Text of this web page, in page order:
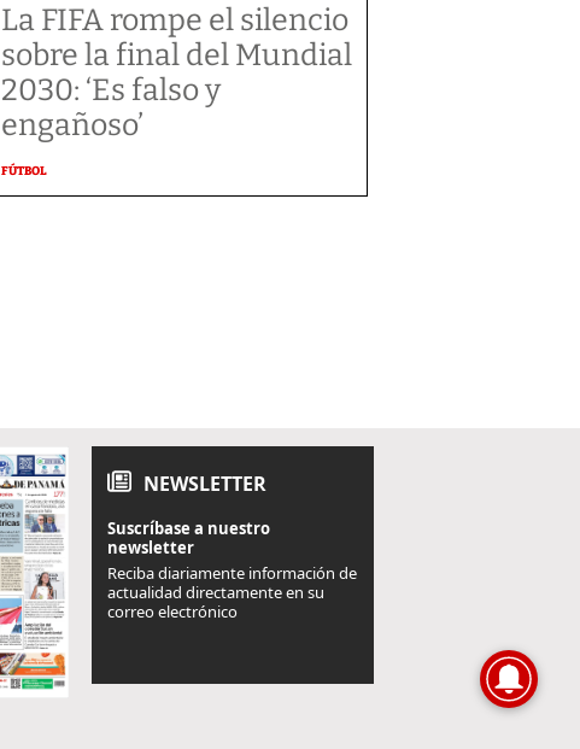
La FIFA rompe el silencio
sobre la final del Mundial
2030: ‘Es falso y
engañoso’
FÚTBOL
NEWSLETTER
Suscríbase a nuestro
newsletter
Reciba diariamente información de
actualidad directamente en su
correo electrónico